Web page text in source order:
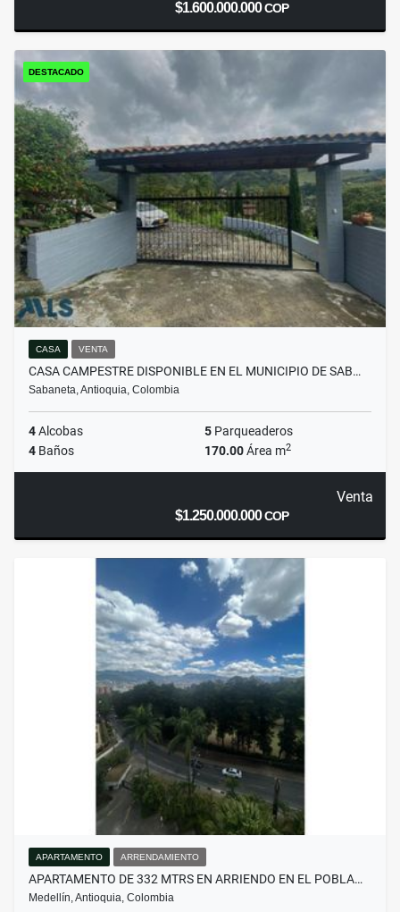
$1.600.000.000COP
DESTACADO
CASA VENTA
CASA CAMPESTRE DISPONIBLE EN EL MUNICIPIO DE SAB…
Sabaneta, Antioquia, Colombia
4Alcobas 5 Parqueaderos
4 Baños 170.00Área m2
Venta
$1.250.000.000COP
APARTAMENTO ARRENDAMIENTO
APARTAMENTO DE 332 MTRS EN ARRIENDO EN EL POBLA…
Medellín, Antioquia, Colombia